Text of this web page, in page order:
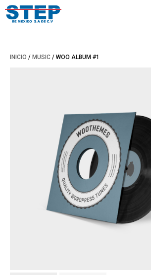
Saltar
INICIO / MUSIC / WOO ALBUM #1